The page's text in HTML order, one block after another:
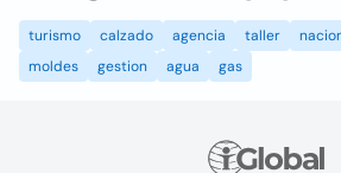
turismo calzado agencia taller
moldes
gestion agua gas